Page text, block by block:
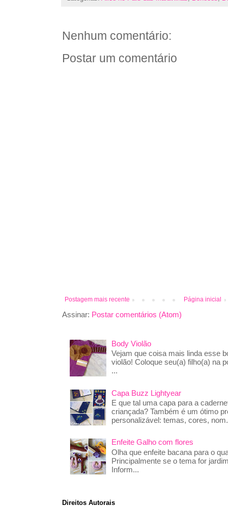
Nenhum comentário:
Postar um comentário
Postagem mais recente Página inicial
Assinar: Postar comentários (Atom)
Body Violão
Vejam que coisa mais linda esse
violão! Coloque seu(a) filho(a) na
...
Capa Buzz Lightyear
E que tal uma capa para a
criançada? Também é um ótimo
personalizável: temas, cores,
Enfeite Galho com flores
Olha que enfeite bacana para o
Principalmente se o tema for
Inform...
Direitos Autorais